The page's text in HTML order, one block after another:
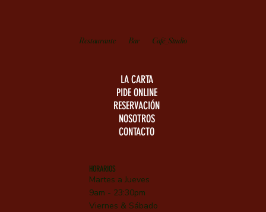
Restaurante Bar Café_Studio
LA CARTA
PIDE ONLINE
RESERVACIÓN
NOSOTROS
CONTACTO
HORARIOS
Martes a Jueves
9am - 23:30pm
Viernes & Sábado